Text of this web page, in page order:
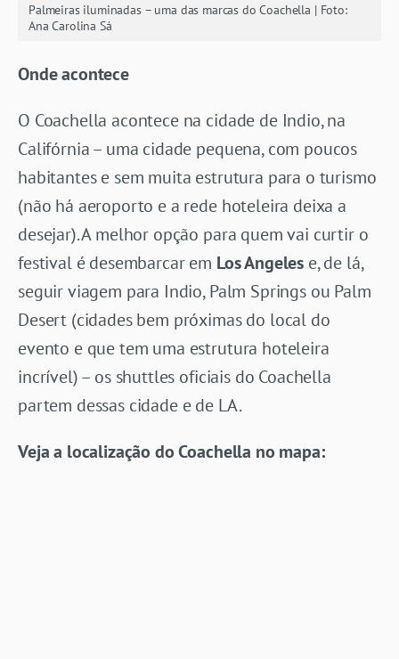
Palmeiras iluminadas – uma das marcas do Coachella | Foto:
Ana Carolina Sá
Onde acontece
O Coachella acontece na cidade de Indio, na
Califórnia – uma cidade pequena, com poucos
habitantes e sem muita estrutura para o turismo
(não há aeroporto e a rede hoteleira deixa a
desejar). A melhor opção para quem vai curtir o
festival é desembarcar em Los Angeles e, de lá,
seguir viagem para Indio, Palm Springs ou Palm
Desert (cidades bem próximas do local do
evento e que tem uma estrutura hoteleira
incrível) – os shuttles oficiais do Coachella
partem dessas cidade e de LA.
Veja a localização do Coachella no mapa: